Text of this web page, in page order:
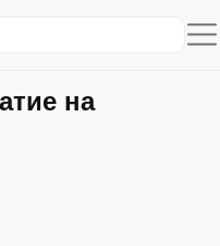
на